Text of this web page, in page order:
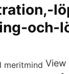
och-